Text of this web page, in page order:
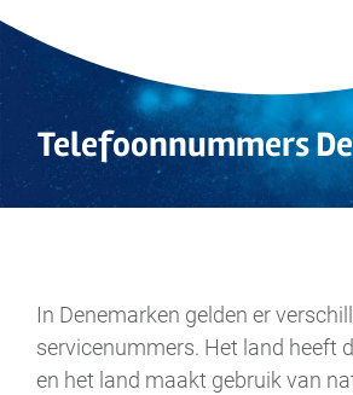
Telefoonnummers
In Denemarken gelden er
servicenummers. Het land heeft
en het land maakt gebruik van